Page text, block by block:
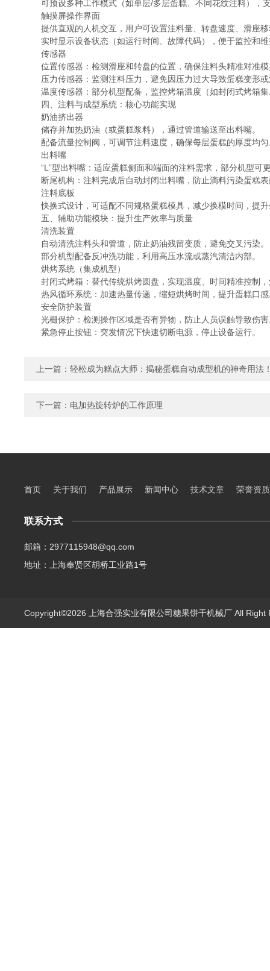
可预设多种工作模式（如单层/多层蛋糕、不同花纹注料），
触摸屏操作界面
提供直观的人机交互，用户可设置注料量、转盘速度、滑座移
实时显示设备状态（如运行时间、故障代码），便于监控和维
传感器
位置传感器：检测滑座和转盘的位置，确保注料头精准对准模
压力传感器：监测注料压力，避免因压力过大导致蛋糕变形或
温度传感器：部分机型配备，监控烤箱温度（如封闭式烤箱集
四、注料与成型系统：核心功能实现
奶油挤出器
储存并加热奶油（或蛋糕浆料），通过管道输送至出料嘴。
配备流量控制阀，可调节注料速度，确保每层蛋糕的厚度均匀
出料嘴
“L”型出料嘴：适应蛋糕侧面和端面的注料需求，部分机型可
断尾机构：注料完成后自动封闭出料嘴，防止滴料污染蛋糕表
注料底板
快换式设计，可适配不同规格蛋糕模具，减少换模时间，提升
五、辅助功能模块：提升生产效率与质量
清洗装置
自动清洗注料头和管道，防止奶油残留变质，避免交叉污染。
部分机型配备反冲洗功能，利用高压水流或蒸汽清洁内部。
烘烤系统（集成机型）
封闭式烤箱：替代传统烘烤圆盘，实现温度、时间精准控制，
热风循环系统：加速热量传递，缩短烘烤时间，提升蛋糕口感
安全防护装置
光栅保护：检测操作区域是否有异物，防止人员误触导致伤害
紧急停止按钮：突发情况下快速切断电源，停止设备运行。
上一篇： 轻松成为糕点大师：揭秘蛋糕自动成型机的神奇用法
下一篇： 电加热旋转炉的工作原理
首页 关于我们 产品展示 新闻中心 技术文章 荣誉资质
联系方式
邮箱：2977115948@qq.com
地址：上海奉贤区胡桥工业路1号
Copyright©2026 上海合强实业有限公司糖果饼干机械厂 All